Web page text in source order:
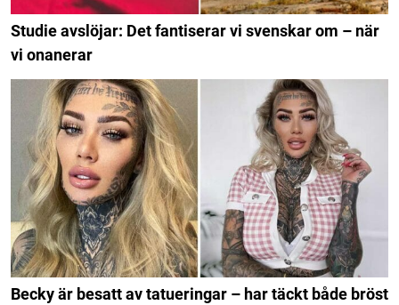
Studie avslöjar: Det fantiserar vi svenskar om – när
vi onanerar
Becky är besatt av tatueringar – har täckt både bröst